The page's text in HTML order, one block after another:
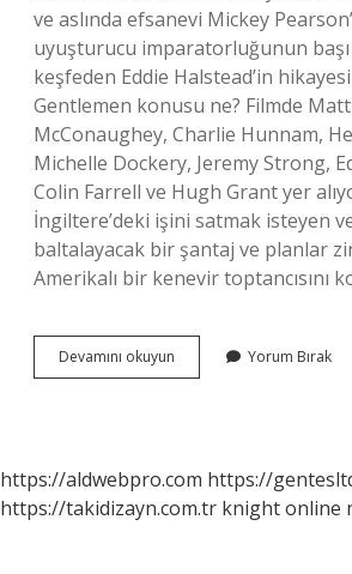
ve aslında efsanevi Mickey
uyuşturucu imparatorluğunun
keşfeden Eddie Halstead’in
Gentlemen konusu ne? Filmde
McConaughey, Charlie Hunnam,
Michelle Dockery, Jeremy Strong,
Colin Farrell ve Hugh Grant yer
İngiltere’deki işini satmak isteyen
baltalayacak bir şantaj ve planlar
Amerikalı bir kenevir toptancısını
Devamını okuyun
Gentlemen
Yorum Bırak
https://aldwebpro.com https://
https://takidizayn.com.tr knight online